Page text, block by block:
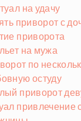
на удачу
приворот с
приворота
на мужа
по
остуду
приворот
привлечение